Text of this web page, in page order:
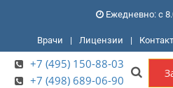
Ежедневно: с
Врачи | Лицензии |
+7 (495) 150-88-03
+7 (498) 689-06-90